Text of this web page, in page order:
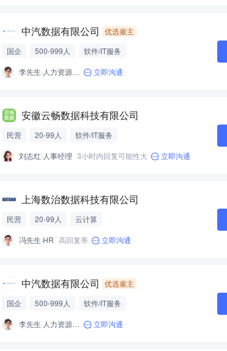
中汽数据有限公司 优选雇主
国企
500-999人
软件/IT服务
李先生·人力资源经理
立即沟通
安徽云畅数据科技有限公司
民营 20-99人
软件/IT服务
刘志红·人事经理 3小时内回复可能性大 立即沟通
上海数治数据科技有限公司
民营 20-99人
云计算
冯先生·HR 高回复率 立即沟通
中汽数据有限公司 优选雇主
国企
500-999人
软件/IT服务
李先生·人力资源经理
立即沟通